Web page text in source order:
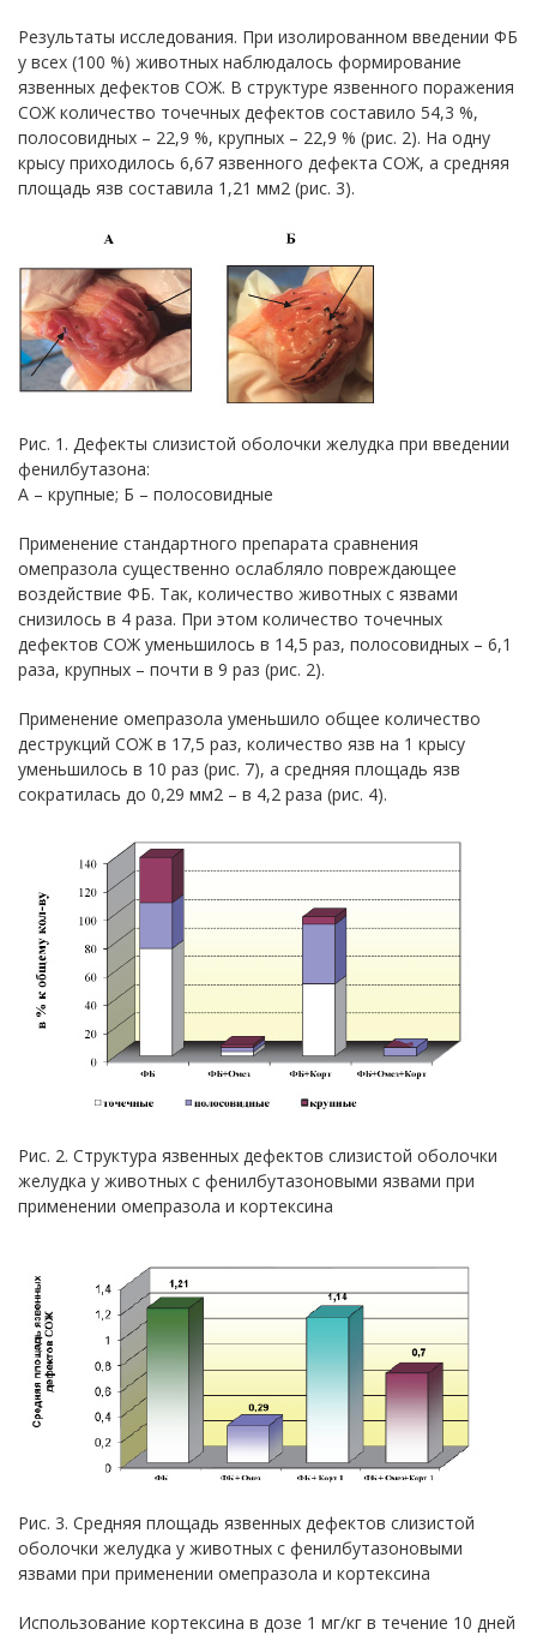
Результаты исследования. При изолированном введении ФБ
у всех (100 %) животных наблюдалось формирование
язвенных дефектов СОЖ. В структуре язвенного поражения
СОЖ количество точечных дефектов составило 54,3 %,
полосовидных – 22,9 %, крупных – 22,9 % (рис. 2). На одну
крысу приходилось 6,67 язвенного дефекта СОЖ, а средняя
площадь язв составила 1,21 мм2 (рис. 3).
Рис. 1. Дефекты слизистой оболочки желудка при введении
фенилбутазона:
А – крупные; Б – полосовидные
Применение стандартного препарата сравнения
омепразола существенно ослабляло повреждающее
воздействие ФБ. Так, количество животных с язвами
снизилось в 4 раза. При этом количество точечных
дефектов СОЖ уменьшилось в 14,5 раз, полосовидных – 6,1
раза, крупных – почти в 9 раз (рис. 2).
Применение омепразола уменьшило общее количество
деструкций СОЖ в 17,5 раз, количество язв на 1 крысу
уменьшилось в 10 раз (рис. 7), а средняя площадь язв
сократилась до 0,29 мм2 – в 4,2 раза (рис. 4).
Рис. 2. Структура язвенных дефектов слизистой оболочки
желудка у животных с фенилбутазоновыми язвами при
применении омепразола и кортексина
Рис. 3. Средняя площадь язвенных дефектов слизистой
оболочки желудка у животных с фенилбутазоновыми
язвами при применении омепразола и кортексина
Использование кортексина в дозе 1 мг/кг в течение 10 дней